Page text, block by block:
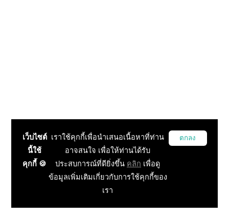
เว็บไซต์
นี้ใช้
คุกกี้ 🍪
เราใช้คุกกี้เพื่อนำเสนอเนื้อหาที่ท่าน
อาจสนใจ เพื่อให้ท่านได้รับ
ประสบการณ์ที่ดียิ่งขึ้น คลิก เพื่อดู
ข้อมูลเพิ่มเติมเกี่ยวกับการใช้คุกกี้ของ
เรา
ตกลง